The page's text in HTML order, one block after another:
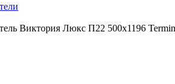
Виктория Люкс П22 500х1196